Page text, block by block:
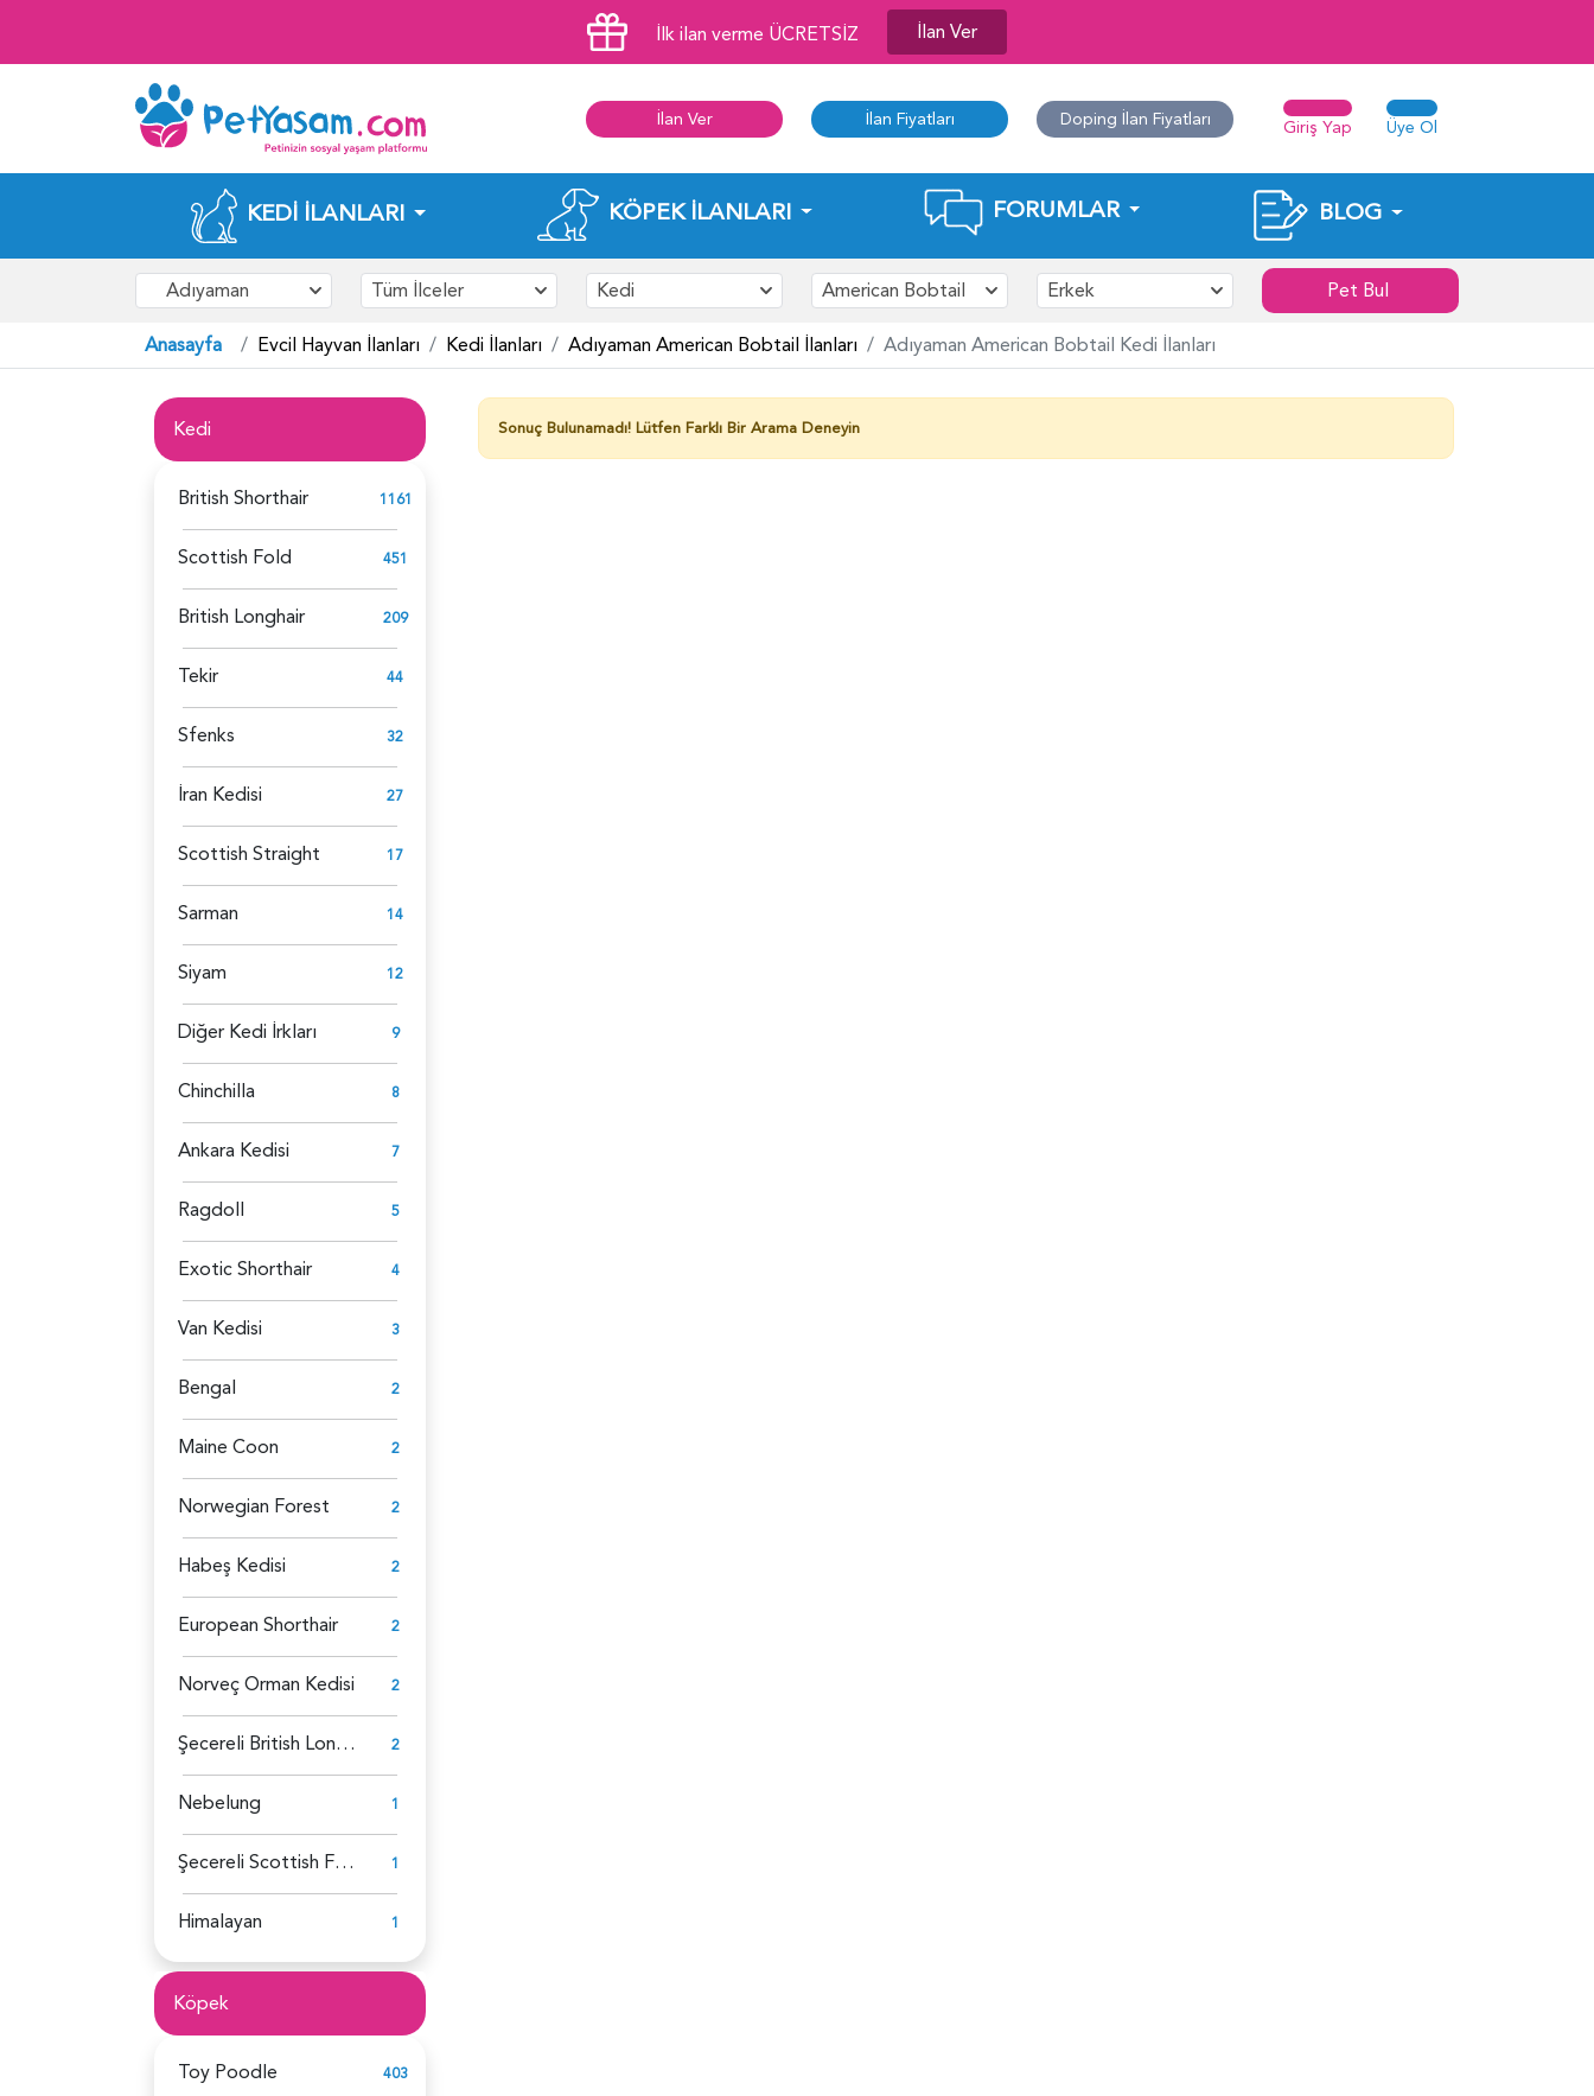
İlk ilan verme ÜCRETSİZ İlan Ver
İlan Ver İlan Fiyatları Doping İlan Fiyatları Giriş Yap Üye Ol
KEDI İLANLARI KÖPEK İLANLARI FORUMLAR BLOG
Adıyaman Tüm İlceler Kedi American Bobtail Erkek Pet Bul
Anasayfa Evcil Hayvan İlanları Kedi İlanları Adıyaman American Bobtail İlanları Adıyaman American Bobtail Kedi İlanları
Kedi
British Shorthair 1161
Scottish Fold 451
British Longhair 209
Tekir 44
Sfenks 32
İran Kedisi 27
Scottish Straight 17
Sarman 14
Siyam 12
Diğer Kedi İrkları 9
Chinchilla 8
Ankara Kedisi 7
Ragdoll 5
Exotic Shorthair 4
Van Kedisi 3
Bengal 2
Maine Coon 2
Norwegian Forest 2
Habeş Kedisi 2
European Shorthair 2
Norveç Orman Kedisi 2
Şecereli British Longhair 2
Nebelung 1
Şecereli Scottish Fold 1
Himalayan 1
Köpek
Toy Poodle 403
Sonuç Bulunamadı! Lütfen Farklı Bir Arama Deneyin